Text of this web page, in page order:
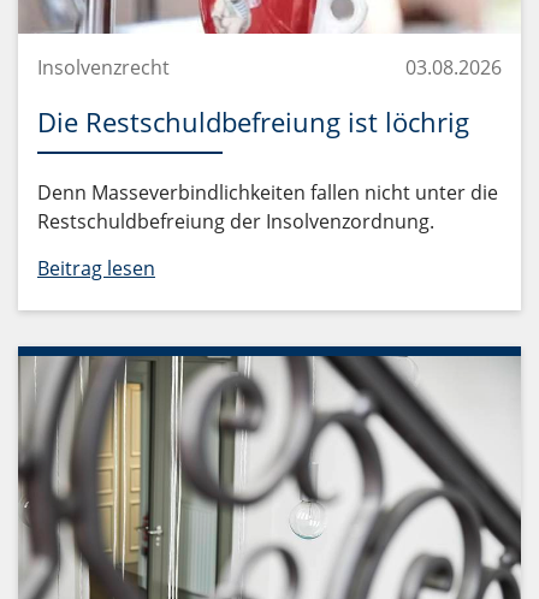
Insolvenzrecht 03.08.2026
Die Restschuldbefreiung ist löchrig
Denn Masseverbindlichkeiten fallen nicht unter die
Restschuldbefreiung der Insolvenzordnung.
Beitrag lesen